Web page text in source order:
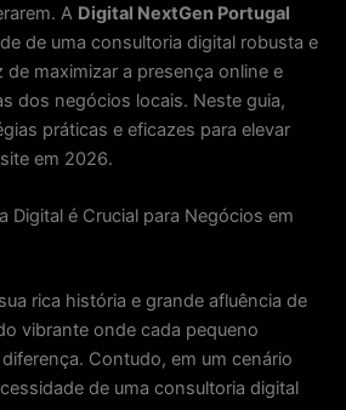
A Digital NextGen Portugal
de uma consultoria digital robusta e
de maximizar a presença online e
dos negócios locais. Neste guia,
práticas e eficazes para elevar
em 2026.
Digital é Crucial para Negócios em
rica história e grande afluência de
vibrante onde cada pequeno
Contudo, em um cenário
de uma consultoria digital